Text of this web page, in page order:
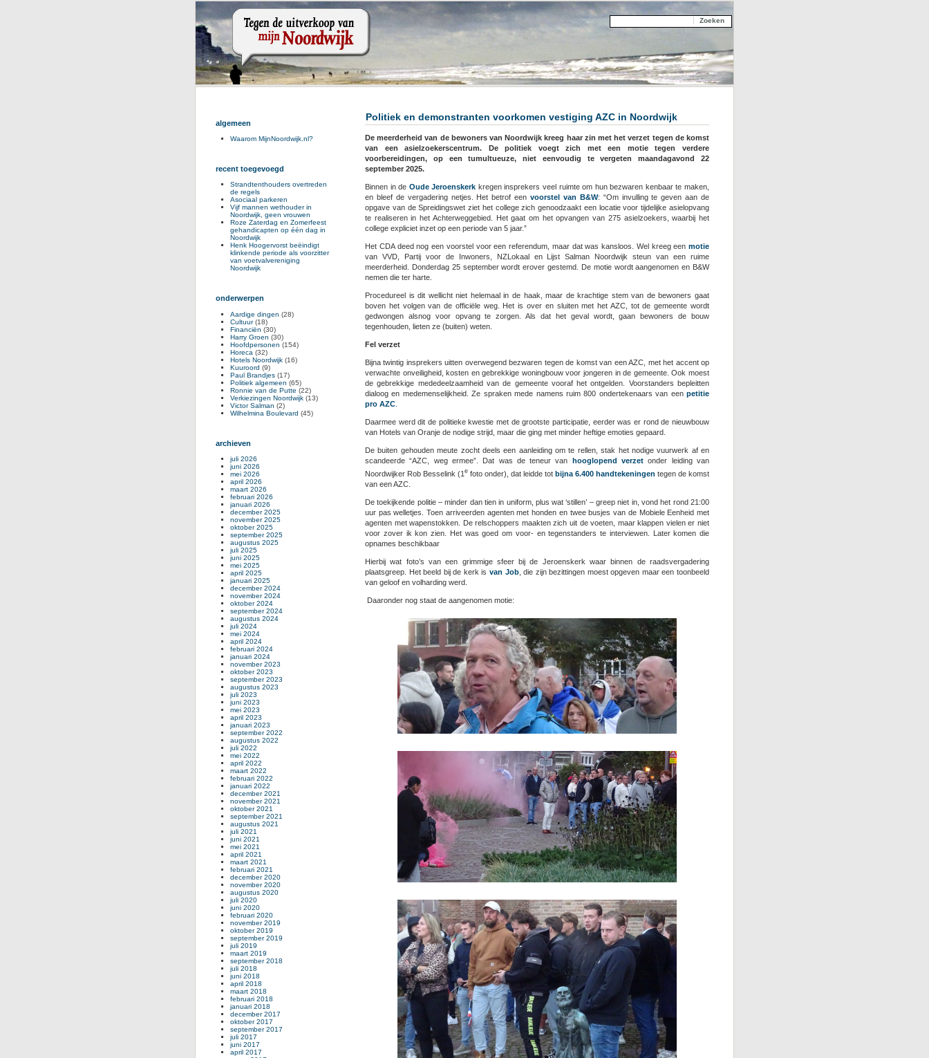
Politiek en demonstranten voorkomen vestiging AZC in Noordwijk
De meerderheid van de bewoners van Noordwijk kreeg haar zin met het verzet tegen de komst
van een asielzoekerscentrum. De politiek voegt zich met een motie tegen verdere
voorbereidingen, op een tumultueuze, niet eenvoudig te vergeten maandagavond 22
september 2025.
Binnen in de Oude Jeroenskerk kregen insprekers veel ruimte om hun bezwaren kenbaar te maken,
en bleef de vergadering netjes. Het betrof een voorstel van B&W: “Om invulling te geven aan de
opgave van de Spreidingswet ziet het college zich genoodzaakt een locatie voor tijdelijke asielopvang
te realiseren in het Achterweggebied. Het gaat om het opvangen van 275 asielzoekers, waarbij het
college expliciet inzet op een periode van 5 jaar.”
Het CDA deed nog een voorstel voor een referendum, maar dat was kansloos. Wel kreeg een motie
van VVD, Partij voor de Inwoners, NZLokaal en Lijst Salman Noordwijk steun van een ruime
meerderheid. Donderdag 25 september wordt erover gestemd. De motie wordt aangenomen en B&W
nemen die ter harte.
Procedureel is dit wellicht niet helemaal in de haak, maar de krachtige stem van de bewoners gaat
boven het volgen van de officiële weg. Het is over en sluiten met het AZC, tot de gemeente wordt
gedwongen alsnog voor opvang te zorgen. Als dat het geval wordt, gaan bewoners de bouw
tegenhouden, lieten ze (buiten) weten.
Fel verzet
Bijna twintig insprekers uitten overwegend bezwaren tegen de komst van een AZC, met het accent op
verwachte onveiligheid, kosten en gebrekkige woningbouw voor jongeren in de gemeente. Ook moest
de gebrekkige mededeelzaamheid van de gemeente vooraf het ontgelden. Voorstanders bepleitten
dialoog en medemenselijkheid. Ze spraken mede namens ruim 800 ondertekenaars van een petitie
pro AZC
Daarmee werd dit de politieke kwestie met de grootste participatie, eerder was er rond de nieuwbouw
van Hotels van Oranje de nodige strijd, maar die ging met minder heftige emoties gepaard.
De buiten gehouden meute zocht deels een aanleiding om te rellen, stak het nodige vuurwerk af en
scandeerde “AZC, weg ermee”. Dat was de teneur van
hooglopend verzet onder leiding van
Noordwijker Rob Besselink (1 e foto onder), dat leidde tot bijna 6.400 handtekeningen tegen de komst
van een AZC.
De toekijkende politie – minder dan tien in uniform, plus wat ‘stillen’ – greep niet in, vond het rond 21:00
uur pas welletjes. Toen arriveerden agenten met honden en twee busjes van de Mobiele Eenheid met
agenten met wapenstokken. De relschoppers maakten zich uit de voeten, maar klappen vielen er niet
voor zover ik kon zien. Het was goed om voor- en tegenstanders te interviewen. Later komen die
opnames beschikbaar
Hierbij wat foto’s van een grimmige sfeer bij de Jeroenskerk waar binnen de raadsvergadering
plaatsgreep. Het beeld bij de kerk is van Job, die zijn bezittingen moest opgeven maar een toonbeeld
van geloof en volharding werd.
Daaronder nog staat de aangenomen motie:
algemeen
Waarom MijnNoordwijk.nl?
recent toegevoegd
Strandtenthouders overtreden
de regels
Asociaal parkeren
Vijf mannen wethouder in
Noordwijk, geen vrouwen
Roze Zaterdag en Zomerfeest
gehandicapten op één dag in
Noordwijk
Henk Hoogervorst beëindigt
klinkende periode als voorzitter
van voetvalvereniging
Noordwijk
onderwerpen
Aardige dingen (28)
Cultuur(18)
Financiën (30)
Harry Groen (30)
Hoofdpersonen (154)
Horeca (32)
Hotels Noordwijk (16)
Kuuroord (9)
Paul Brandjes (17)
Politiek algemeen (65)
Ronnie van de Putte (22)
Verkiezingen Noordwijk (13)
Victor Salman (2)
Wilhelmina Boulevard (45)
archieven
juli 2026
juni 2026
mei 2026
april 2026
maart 2026
februari 2026
januari 2026
december 2025
november 2025
oktober 2025
september 2025
augustus 2025
juli 2025
juni 2025
mei 2025
april 2025
januari 2025
december 2024
november 2024
oktober 2024
september 2024
augustus 2024
juli 2024
mei 2024
april 2024
februari 2024
januari 2024
november 2023
oktober 2023
september 2023
augustus 2023
juli 2023
juni 2023
mei 2023
april 2023
januari 2023
september 2022
augustus 2022
juli 2022
mei 2022
april 2022
maart 2022
februari 2022
januari 2022
december 2021
november 2021
oktober 2021
september 2021
augustus 2021
juli 2021
juni 2021
mei 2021
april 2021
maart 2021
februari 2021
december 2020
november 2020
augustus 2020
juli 2020
juni 2020
februari 2020
november 2019
oktober 2019
september 2019
juli 2019
maart 2019
september 2018
juli 2018
juni 2018
april 2018
maart 2018
februari 2018
januari 2018
december 2017
oktober 2017
september 2017
juli 2017
juni 2017
april 2017